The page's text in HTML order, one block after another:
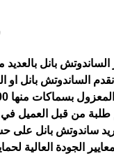
الساندوتش بانل
نقدم الساندوتش بانل او
3.00 سم، 5.00 سم، 750 سم، و10.00 سم سواء للأسقف أو للحوائط.
من قبل العميل في
ساندوتش بانل على
بمعايير الجودة العالية